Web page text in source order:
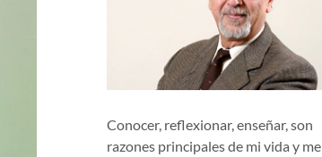
Conocer, reflexionar, enseñar, son
razones principales de mi vida y me